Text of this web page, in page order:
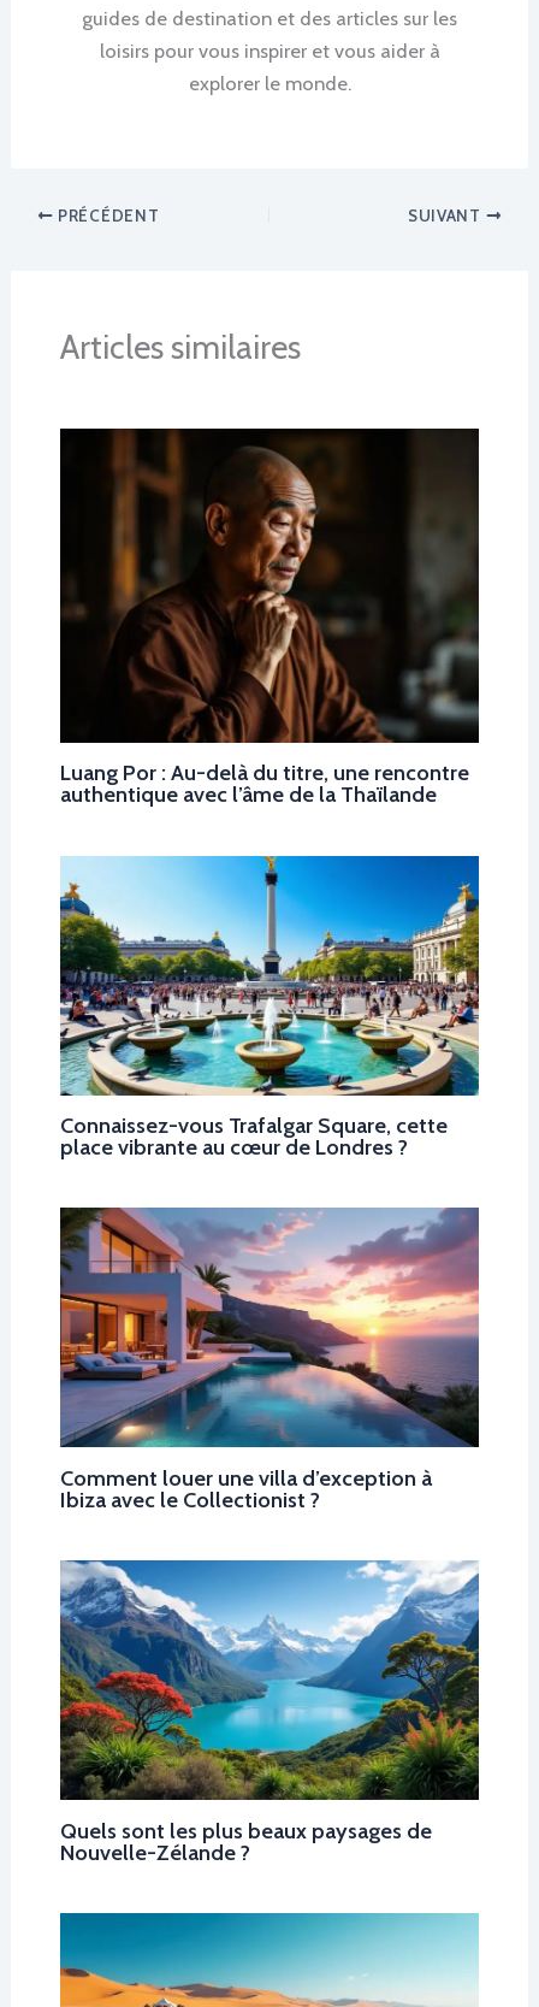
guides de destination et des articles sur les
loisirs pour vous inspirer et vous aider à
explorer le monde.
PRÉCÉDENT SUIVANT
Articles similaires
Luang Por : Au-delà du titre, une rencontre
authentique avec l’âme de la Thaïlande
Connaissez-vous Trafalgar Square, cette
place vibrante au cœur de Londres ?
Comment louer une villa d’exception à
Ibiza avec le Collectionist ?
Quels sont les plus beaux paysages de
Nouvelle-Zélande ?